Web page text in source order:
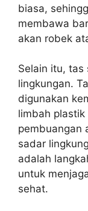
biasa,
membawa
akan robek
Selain itu, tas
lingkungan.
digunakan
limbah
pembuangan
sadar
adalah
untuk
sehat.